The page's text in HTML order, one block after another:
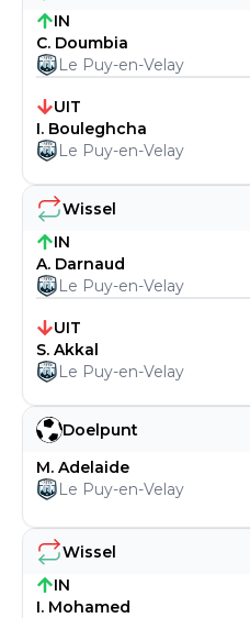
Wissel
IN
I. Mohamed
Doelpunt
M. Adelaide
Le Puy-en-Velay
Wissel
IN
A. Darnaud
Le Puy-en-Velay
UIT
S. Akkal
Le Puy-en-Velay
IN
C. Doumbia
Le Puy-en-Velay
UIT
I. Bouleghcha
Le Puy-en-Velay